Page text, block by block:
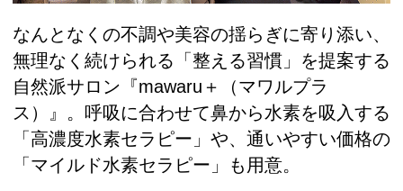
なんとなくの不調や美容の揺らぎに寄り添い、
無理なく続けられる「整える習慣」を提案する
自然派サロン『mawaru＋（マワルプラ
ス）』。呼吸に合わせて鼻から水素を吸入する
「高濃度水素セラピー」や、通いやすい価格の
「マイルド水素セラピー」も用意。